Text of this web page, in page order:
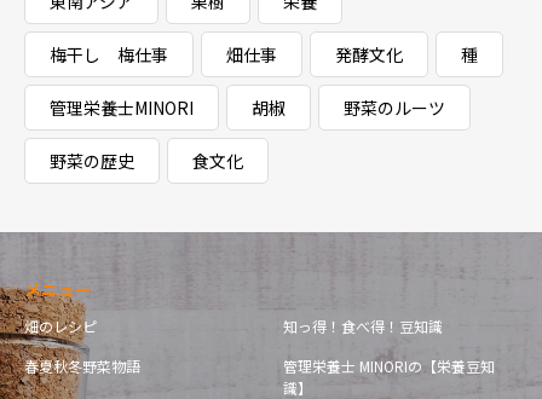
梅干し 梅仕事 畑仕事 発酵文化 種
管理栄養士MINORI 胡椒 野菜のルーツ
野菜の歴史 食文化
メニュー
畑のレシピ
知っ得！食べ得！豆知識
春夏秋冬野菜物語
管理栄養士 MINORIの【栄養豆知
識】